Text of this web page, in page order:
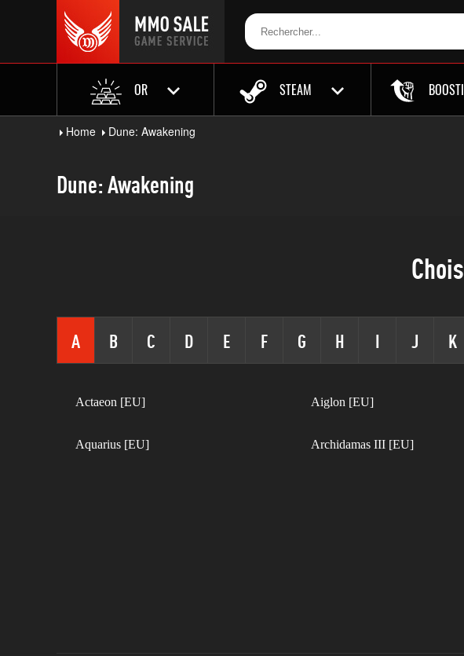
OR STEAM
Home Dune: Awakening
Dune: Awakening
A B C D E F G H I J K
Actaeon [EU] Aiglon [EU]
Aquarius [EU] Archidamas III [EU]